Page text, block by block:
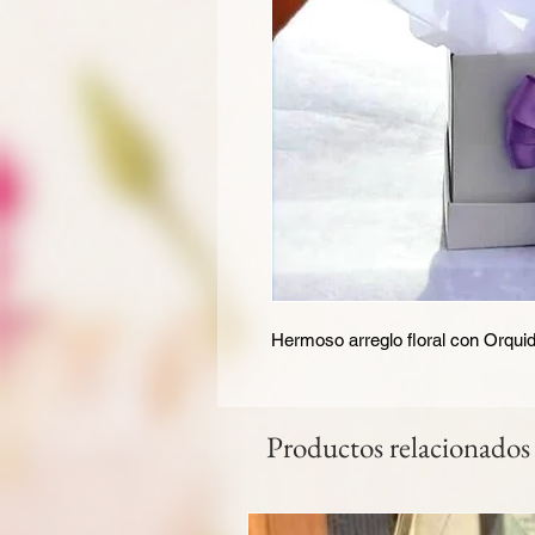
Hermoso arreglo floral con
Productos relacionados